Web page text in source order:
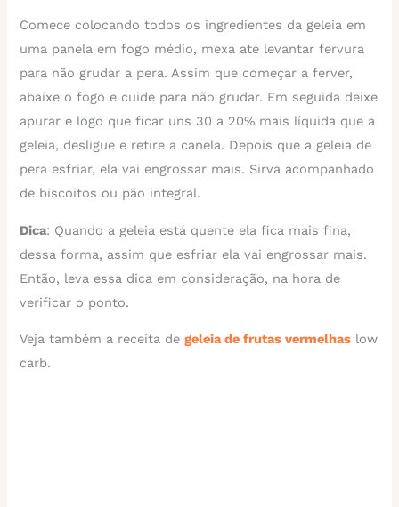
Comece colocando todos os ingredientes da geleia em
uma panela em fogo médio, mexa até levantar fervura
para não grudar a pera. Assim que começar a ferver,
abaixe o fogo e cuide para não grudar. Em seguida deixe
apurar e logo que ficar uns 30 a 20% mais líquida que a
geleia, desligue e retire a canela. Depois que a geleia de
pera esfriar, ela vai engrossar mais. Sirva acompanhado
de biscoitos ou pão integral.
Dica: Quando a geleia está quente ela fica mais fina,
dessa forma, assim que esfriar ela vai engrossar mais.
Então, leva essa dica em consideração, na hora de
verificar o ponto.
Veja também a receita degeleia de frutas vermelhas low
carb.